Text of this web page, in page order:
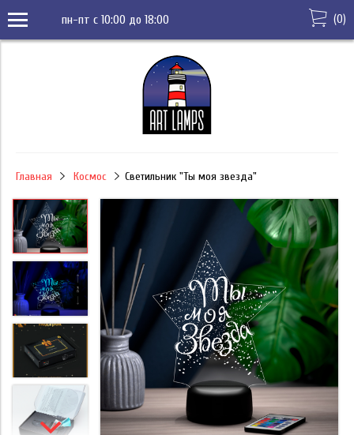
пн-пт с 10:00 до 18:00 (0)
Главная Космос Светильник "Ты моя звезда"